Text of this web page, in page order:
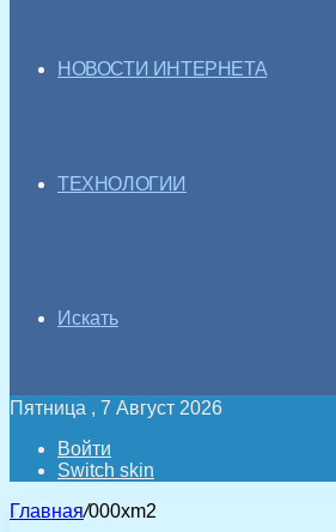
НОВОСТИ ИНТЕРНЕТА
ТЕХНОЛОГИИ
Искать
Пятница , 7 Август 2026
Войти
Switch skin
Главная/000xm2